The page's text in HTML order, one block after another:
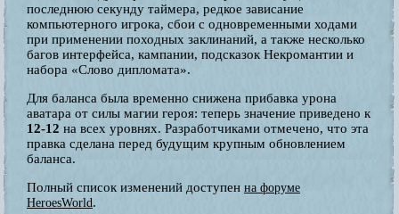
последнюю секунду таймера, редкое зависание
компьютерного игрока, сбои с одновременными ходами
при применении походных заклинаний, а также несколько
багов интерфейса, кампании, подсказок Некромантии и
набора «Слово дипломата».
Для баланса была временно снижена прибавка урона
аватара от силы магии героя: теперь значение приведено к
12-12 на всех уровнях. Разработчиками отмечено, что эта
правка сделана перед будущим крупным обновлением
баланса.
Полный список изменений доступен на форуме
HeroesWorld.